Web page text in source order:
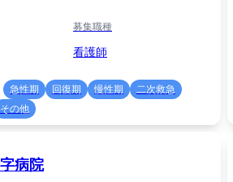
募集職種
看護師
急性期 回復期 慢性期
二次救急
その他
病院